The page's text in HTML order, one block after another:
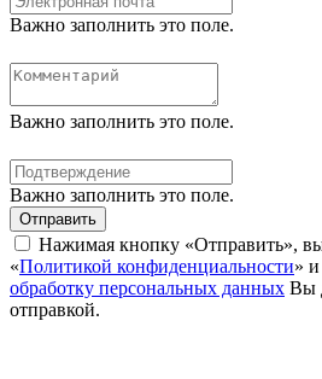
Важно заполнить это поле.
Важно заполнить это поле.
Важно заполнить это поле.
Отправить
Нажимая кнопку «Отправить»,
«Политикой конфиденциальности» и
обработку персональных данных Вы
отправкой.